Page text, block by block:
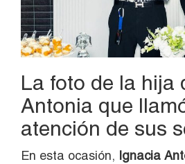
La foto de la hija
Antonia que
atención de sus
En esta ocasión, Ignacia